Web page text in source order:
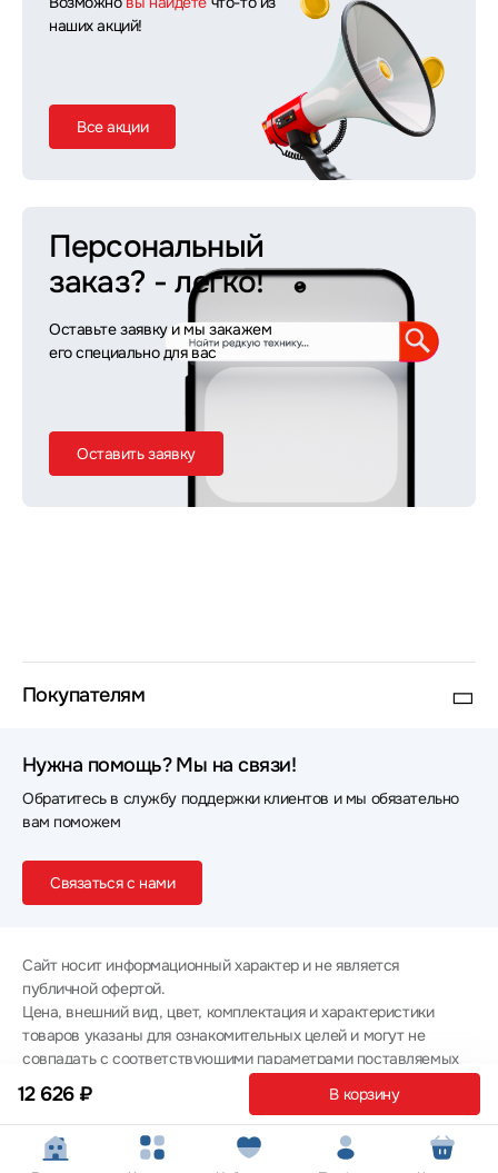
12 626 ₽ В корзину
наших акций!
Все акции
Персональный
заказ? - легко!
Оставьте заявку и мы закажем
его специально для вас
Оставить заявку
Покупателям
Нужна помощь? Мы на связи!
Обратитесь в службу поддержки клиентов и мы обязательно
вам поможем
Связаться с нами
Сайт носит информационный характер и не является
публичной офертой.
Цена, внешний вид, цвет, комплектация и характеристики
товаров указаны для ознакомительных целей и могут не
совпадать с соответствующими параметрами поставляемых
товаров - уточняйте информацию у менеджера при
оформлении заказа.
Политика конфиденциальности
© 2012 — 2026 ООО «Эпл Тэк»